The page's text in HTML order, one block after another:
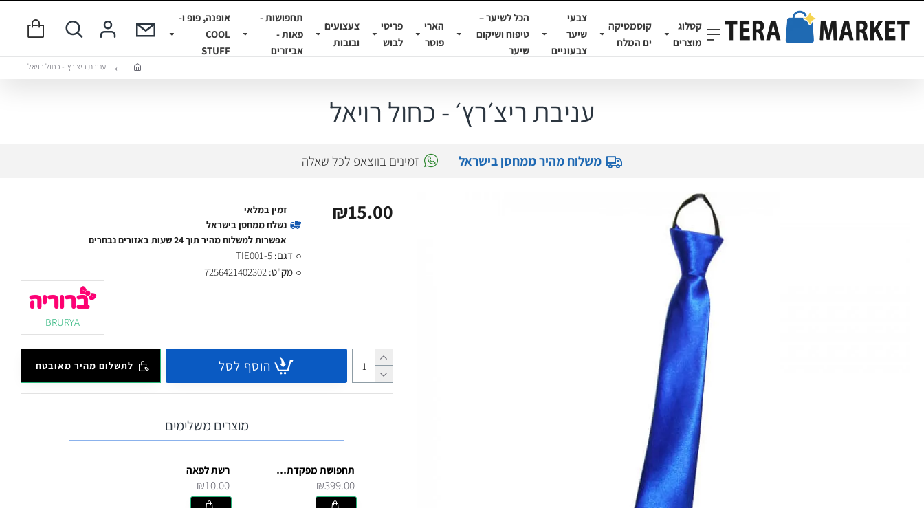
קטלוג
מוצרים
קוסמטיקה
ים המלח
צבעי
שיער
צבעוניים
הכל לשיער –
טיפוח ושיקום
שיער
הארי
פוטר
פריטי
לבוש
צעצועים
ובובות
תחפושות -
פאות -
אביזרים
אופנה, פופ ו-
COOL
STUFF
עניבת ריצ׳רץ׳ - כחול רויאל
עניבת ריצ׳רץ׳ - כחול רויאל
משלוח מהיר ממחסן בישראל זמינים בווצאפ לכל שאלה
₪15.00
זמין במלאי
נשלח ממחסן בישראל
אפשרות למשלוח מהיר תוך 24 שעות באזורים נבחרים
דגם: TIE001-5
מק"ט: 7256421402302
BRURYA
הוסף לסל לתשלום מהיר מאובטח
מוצרים משלימים
תחפושת מפקדת SWAT
₪399.00
רשת לפאה
₪10.00